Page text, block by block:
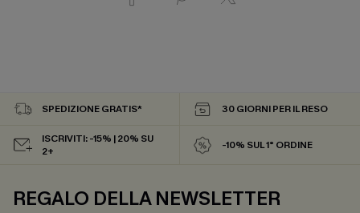
SPEDIZIONE GRATIS* 30 GIORNI PER IL RESO
ISCRIVITI: -15% | 20% SU
2+
-10% SUL 1° ORDINE
REGALO DELLA NEWSLETTER